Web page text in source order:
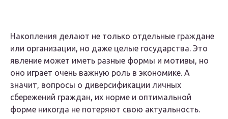
Накопления делают не только отдельные граждане
или организации, но даже целые государства. Это
явление может иметь разные формы и мотивы, но
оно играет очень важную роль в экономике. А
значит, вопросы о диверсификации личных
сбережений граждан, их норме и оптимальной
форме никогда не потеряют свою актуальность.